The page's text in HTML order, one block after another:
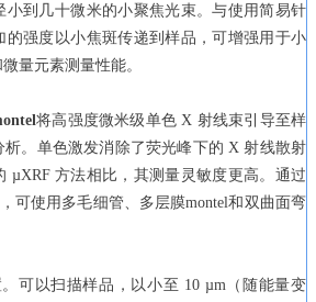
小到几十微米的小聚焦光束。与使用简易针
的强度以小焦斑传递到样品，可增强用于小
量元素测量性能。
将高强度微米级单色 X 射线束引导至样
。单色激发消除了荧光峰下的 X 射线散射
µXRF 方法相比，其测量灵敏度更高。通过
可使用多毛细管、多层膜montel和双曲面弯
可以扫描样品，以小至 10 µm（随能量变